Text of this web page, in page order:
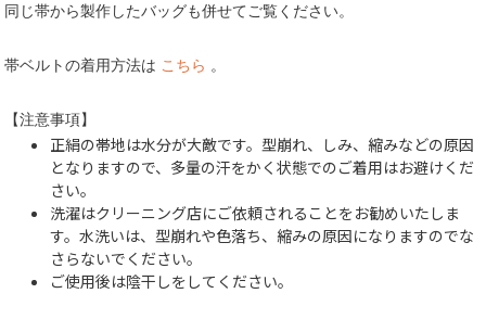
同じ帯から製作したバッグも併せてご覧ください。
帯ベルトの着用方法は こちら 。
【注意事項】
正絹の帯地は水分が大敵です。型崩れ、しみ、縮みなどの原因
となりますので、多量の汗をかく状態でのご着用はお避けくだ
さい。
洗濯はクリーニング店にご依頼されることをお勧めいたしま
す。水洗いは、型崩れや色落ち、縮みの原因になりますのでな
さらないでください。
ご使用後は陰干しをしてください。